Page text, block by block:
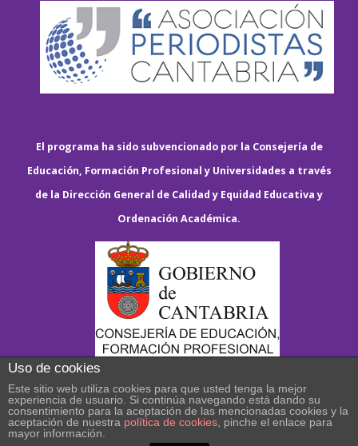
El programa ha sido subvencionado por la Consejería de
Educación, Formación Profesional y Universidades a través
de la Dirección General de Calidad y Equidad Educativa y
Ordenación Académica.
Uso de cookies
Este sitio web utiliza cookies para que usted tenga la mejor
experiencia de usuario. Si continúa navegando está dando su
consentimiento para la aceptación de las mencionadas cookies y la
aceptación de nuestra política de cookies , pinche el enlace para
mayor información.